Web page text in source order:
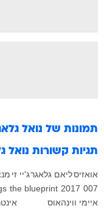
תמונות של נואל
תגיות קשורות נואל
אואזיסליאם גלאגרג'יי זי
007
2017
the blueprint
איימי ווינהאוס